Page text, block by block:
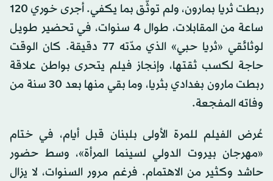
ربطت ثريا بمارون، ولم توثَّق بما يكفي. أجرى خوري 120
ساعة من المقابلات، طوال 4 سنوات، في تحضير طويل
لوثائقي «ثريا حبي» الذي مدّته 77 دقيقة. كان الوقت
حاجة لكسب ثقتها، وإنجاز فيلم يتحرى بواطن علاقة
ربطت مارون بغدادي بثريا، وما بقي منها بعد 30 سنة من
وفاته المفجعة.
عُرض الفيلم للمرة الأولى بلبنان قبل أيام، في ختام
«مهرجان بيروت الدولي لسينما المرأة»، وسط حضور
حاشد وكثير من الاهتمام. فرغم مرور السنوات، لا يزال